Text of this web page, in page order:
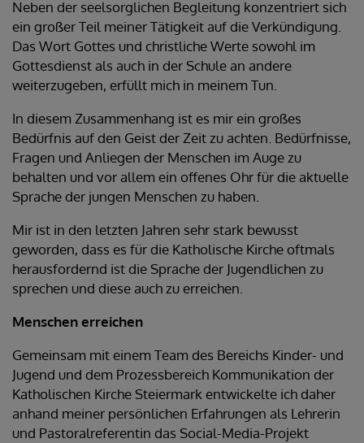
Neben der seelsorglichen Begleitung konzentriert sich
ein großer Teil meiner Tätigkeit auf die Verkündigung.
Das Wort Gottes und christliche Werte sowohl im
Gottesdienst als auch in der Schule an andere
weiterzugeben, erfüllt mich in meinem Tun.
In diesem Zusammenhang ist es mir ein großes
Bedürfnis auf den Geist der Zeit zu achten. Bedürfnisse,
Fragen und Anliegen der Menschen im Auge zu
behalten und vor allem ein offenes Ohr für die aktuelle
Sprache der jungen Menschen zu haben.
Mir ist in den letzten Jahren sehr stark bewusst
geworden, dass es für die Katholische Kirche oftmals
herausfordernd ist die Sprache der Jugendlichen zu
sprechen und diese auch zu erreichen.
Menschen erreichen
Gemeinsam mit einem Team des Bereichs Kinder- und
Jugend und dem Prozessbereich Kommunikation der
Katholischen Kirche Steiermark entwickelte ich daher
anhand meiner persönlichen Erfahrungen als Lehrerin
und Pastoralreferentin das Social-Media-Projekt